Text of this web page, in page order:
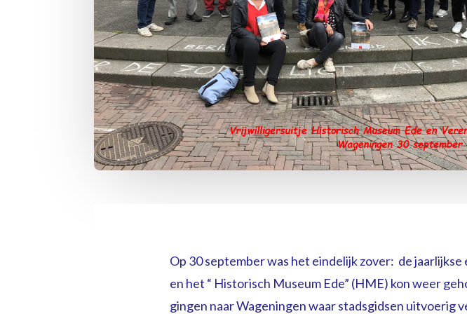
Op 30 september was het eindelijk zover: de
en het “ Historisch Museum Ede” (HME) kon weer
gingen naar Wageningen waar stadsgidsen uitvoerig